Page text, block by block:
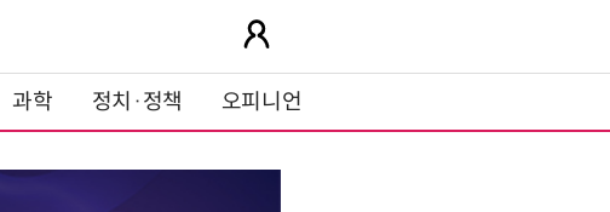
과학 정치·정책 오피니언